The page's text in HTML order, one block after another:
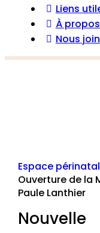
Liens
À propos
Nous
Espace
Ouverture de la
Paule Lanthier
Nouvelle